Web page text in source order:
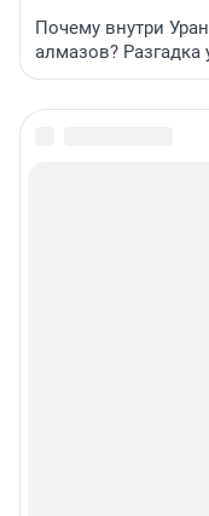
Почему внутри
алмазов?